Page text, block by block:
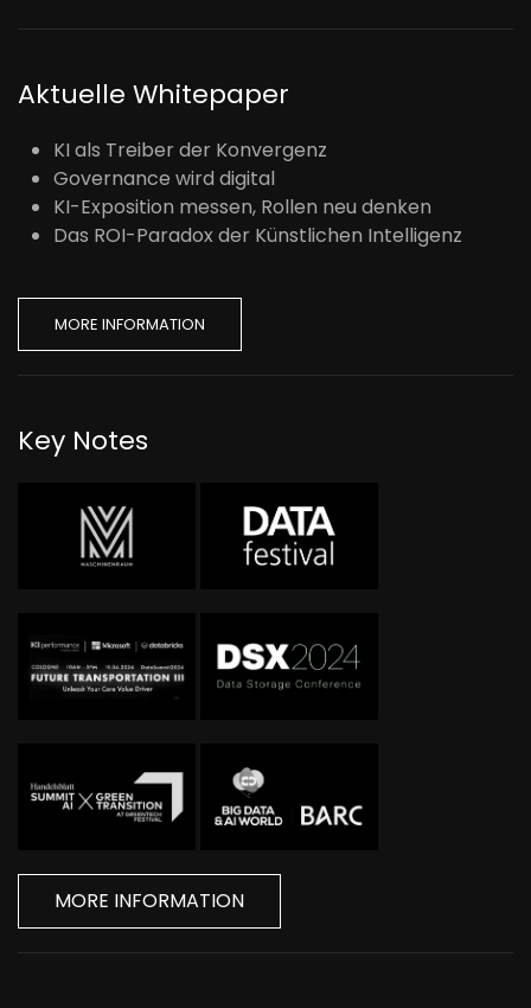
Aktuelle Whitepaper
KI als Treiber der Konvergenz
Governance wird digital
KI-Exposition messen, Rollen neu denken
Das ROI-Paradox der Künstlichen Intelligenz
MORE INFORMATION
Key Notes
MORE INFORMATION